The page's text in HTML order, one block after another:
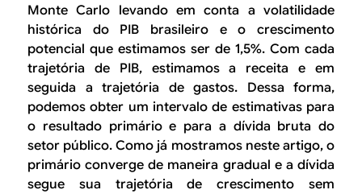
Monte Carlo levando em conta a volatilidade
histórica do PIB brasileiro e o crescimento
potencial que estimamos ser de 1,5%. Com cada
trajetória de PIB, estimamos a receita e em
seguida a trajetória de gastos. Dessa forma,
podemos obter um intervalo de estimativas para
o resultado primário e para a dívida bruta do
setor público. Como já mostramos neste artigo, o
primário converge de maneira gradual e a dívida
segue sua trajetória de crescimento sem